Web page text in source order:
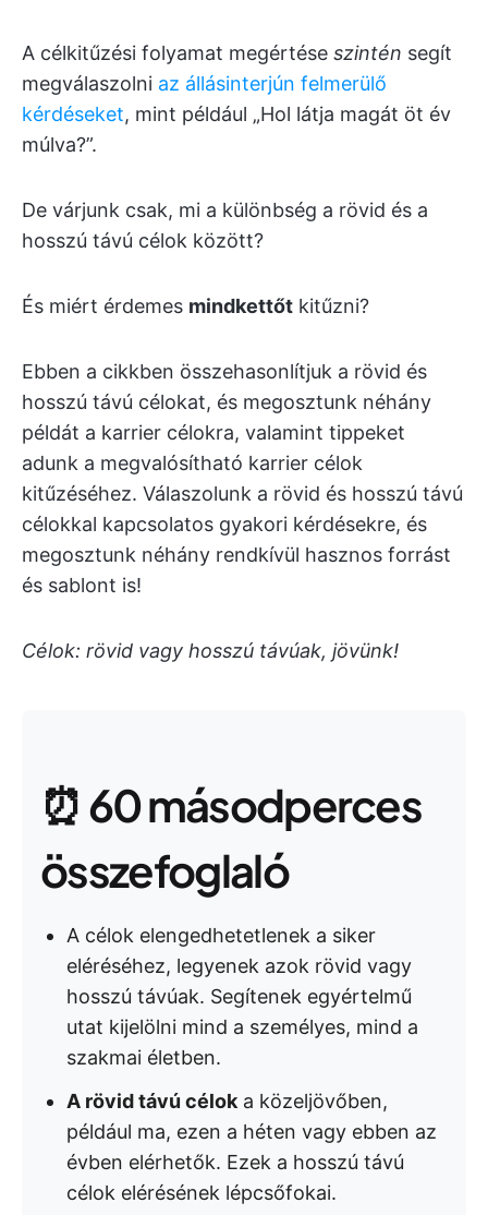
A célkitűzési folyamat megértése szintén segít
megválaszolni az állásinterjún felmerülő
kérdéseket, mint például „Hol látja magát öt év
múlva?”.
De várjunk csak, mi a különbség a rövid és a
hosszú távú célok között?
És miért érdemes mindkettőt kitűzni?
Ebben a cikkben összehasonlítjuk a rövid és
hosszú távú célokat, és megosztunk néhány
példát a karrier célokra, valamint tippeket
adunk a megvalósítható karrier célok
kitűzéséhez. Válaszolunk a rövid és hosszú távú
célokkal kapcsolatos gyakori kérdésekre, és
megosztunk néhány rendkívül hasznos forrást
és sablont is!
Célok: rövid vagy hosszú távúak, jövünk!
⏰ 60 másodperces
összefoglaló
A célok elengedhetetlenek a siker
eléréséhez, legyenek azok rövid vagy
hosszú távúak. Segítenek egyértelmű
utat kijelölni mind a személyes, mind a
szakmai életben.
A rövid távú célok a közeljövőben,
például ma, ezen a héten vagy ebben az
évben elérhetők. Ezek a hosszú távú
célok elérésének lépcsőfokai.